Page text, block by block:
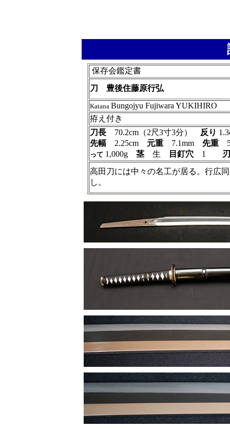
保存会鑑定書
刀 豊後住藤原行弘
Katana Bungojyu Fujiwara YUKIHIRO
拵え付き
刀長 70.2cm（2尺3寸3分） 反り
先幅 2.25cm 元重 7.1mm 先重
って 1,000g 茎 生 目釘穴 1
高田刀には中々の名工が居る。行広
し。